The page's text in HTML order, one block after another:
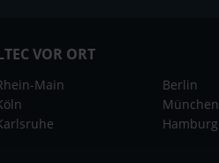
VOR ORT
Main
Berlin
München
Hamburg